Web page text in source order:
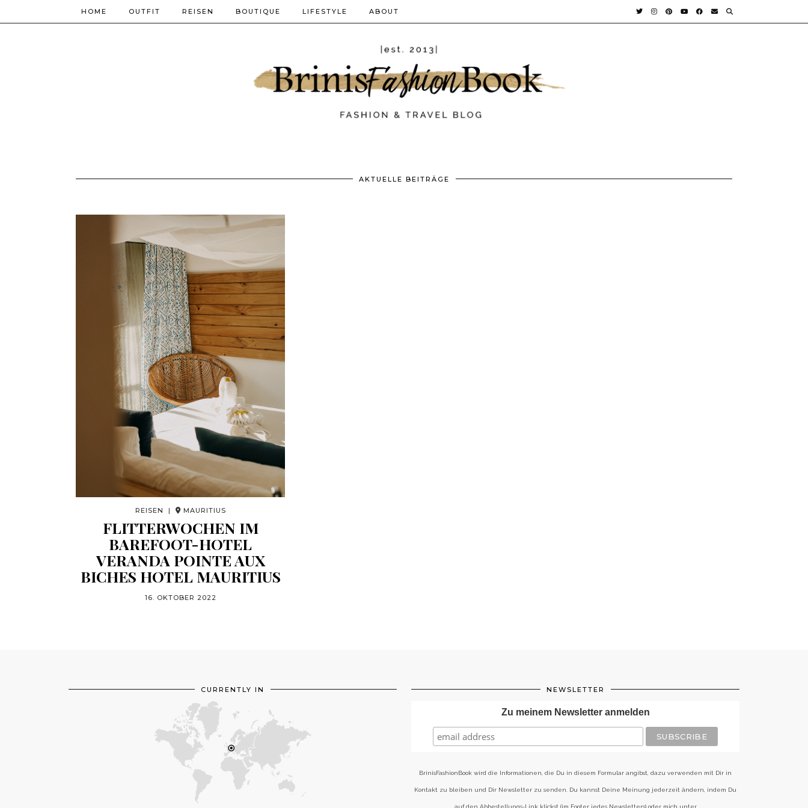
HOME OUTFIT REISEN BOUTIQUE LIFESTYLE ABOUT
AKTUELLE BEITRÄGE
REISEN | MAURITIUS
FLITTERWOCHEN IM
BAREFOOT-HOTEL
VERANDA POINTE AUX
BICHES HOTEL MAURITIUS
16. OKTOBER 2022
CURRENTLY IN NEWSLETTER
Zu meinem Newsletter anmelden
BrinisFashionBook wird die Informationen, die Du in diesem Formular angibst, dazu verwenden mit Dir in
Kontakt zu bleiben und Dir Newsletter zu senden. Du kannst Deine Meinung jederzeit ändern, indem Du
auf den Abbestellungs-Link klickst (im Footer jedes Newsletters) oder mich unter